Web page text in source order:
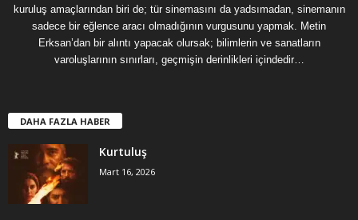
kuruluş amaçlarından biri de; tür sinemasını da yadsımadan, sinemanın
sadece bir eğlence aracı olmadığının vurgusunu yapmak. Metin
Erksan’dan bir alıntı yapacak olursak; bilimlerin ve sanatların
varoluşlarının sınırları, geçmişin derinlikleri içindedir…
DAHA FAZLA HABER
Kurtuluş
Mart 16, 2026